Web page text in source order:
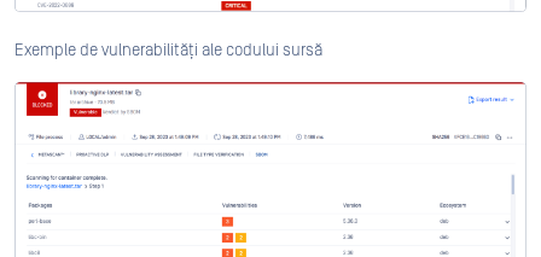
Exemple de vulnerabilități ale codului sursă